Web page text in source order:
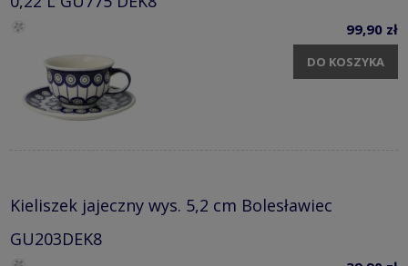
99,90 zł
DO KOSZYKA
Kieliszek jajeczny wys. 5,2 cm Bolesławiec
GU203DEK8